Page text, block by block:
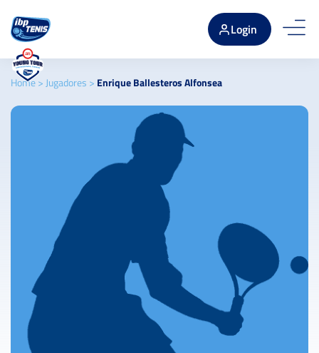
Login
Home> Jugadores > Enrique Ballesteros Alfonsea